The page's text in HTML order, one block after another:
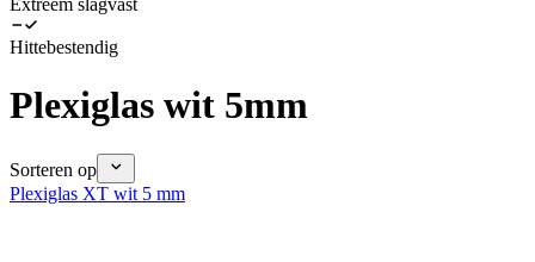
Hittebestendig
Plexiglas wit 5mm
Sorteren op
Plexiglas XT wit 5 mm